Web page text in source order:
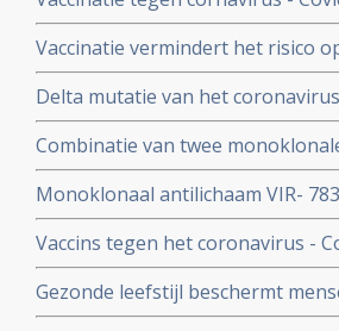
immuunziektes en mensen die
Vaccinatie vermindert het risico
immuniteit van een eerdere
keer. Dit toont groot onderzoek
Delta mutatie van het
vs 4 procent) op ernstige ziekte
Combinatie van twee
COV) kan ernstig zieke Covid-19
behoeden voor overlijden
Monoklonaal antilichaam VIR-
overlijden bij patienten met het
vergelijking met placebo
Vaccins tegen het coronavirus -
kankerpatienten onvoldoende
Gezonde leefstijl beschermt
- Covid-19. Blijkt uit groot Engels